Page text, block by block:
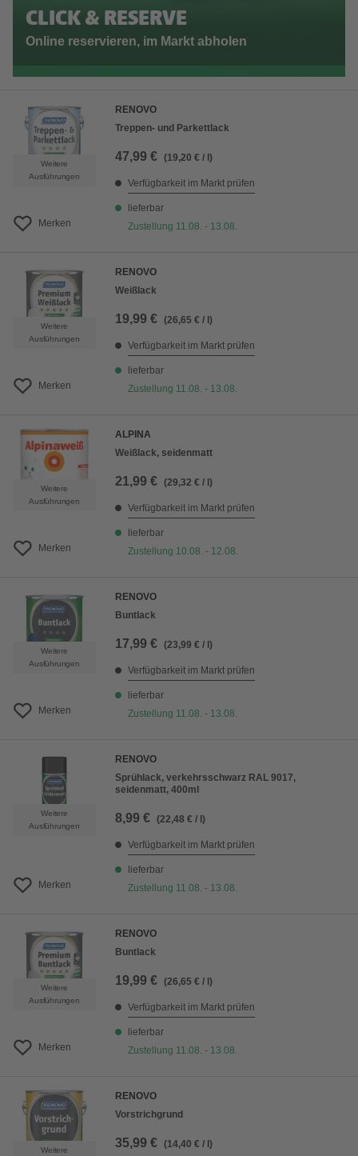
CLICK & RESERVE
Online reservieren, im Markt abholen
Weitere
Ausführungen
Merken
RENOVO
Treppen- und Parkettlack
47,99 € (19,20 € / l)
Verfügbarkeit im Markt prüfen
lieferbar
Zustellung 11.08. - 13.08.
Weitere
Ausführungen
Merken
RENOVO
Weißlack
19,99 € (26,65 € / l)
Verfügbarkeit im Markt prüfen
lieferbar
Zustellung 11.08. - 13.08.
Weitere
Ausführungen
Merken
ALPINA
Weißlack, seidenmatt
21,99 € (29,32 € / l)
Verfügbarkeit im Markt prüfen
lieferbar
Zustellung 10.08. - 12.08.
Weitere
Ausführungen
Merken
RENOVO
Buntlack
17,99 € (23,99 € / l)
Verfügbarkeit im Markt prüfen
lieferbar
Zustellung 11.08. - 13.08.
Weitere
Ausführungen
Merken
RENOVO
Sprühlack, verkehrsschwarz RAL 9017,
seidenmatt, 400ml
8,99 € (22,48 € / l)
Verfügbarkeit im Markt prüfen
lieferbar
Zustellung 11.08. - 13.08.
Weitere
Ausführungen
Merken
RENOVO
Buntlack
19,99 € (26,65 € / l)
Verfügbarkeit im Markt prüfen
lieferbar
Zustellung 11.08. - 13.08.
Weitere
RENOVO
Vorstrichgrund
35,99 € (14,40 € / l)